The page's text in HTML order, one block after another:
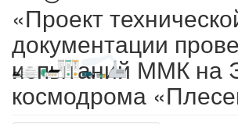
«Проект
документации
испытаний ММК на
космодрома